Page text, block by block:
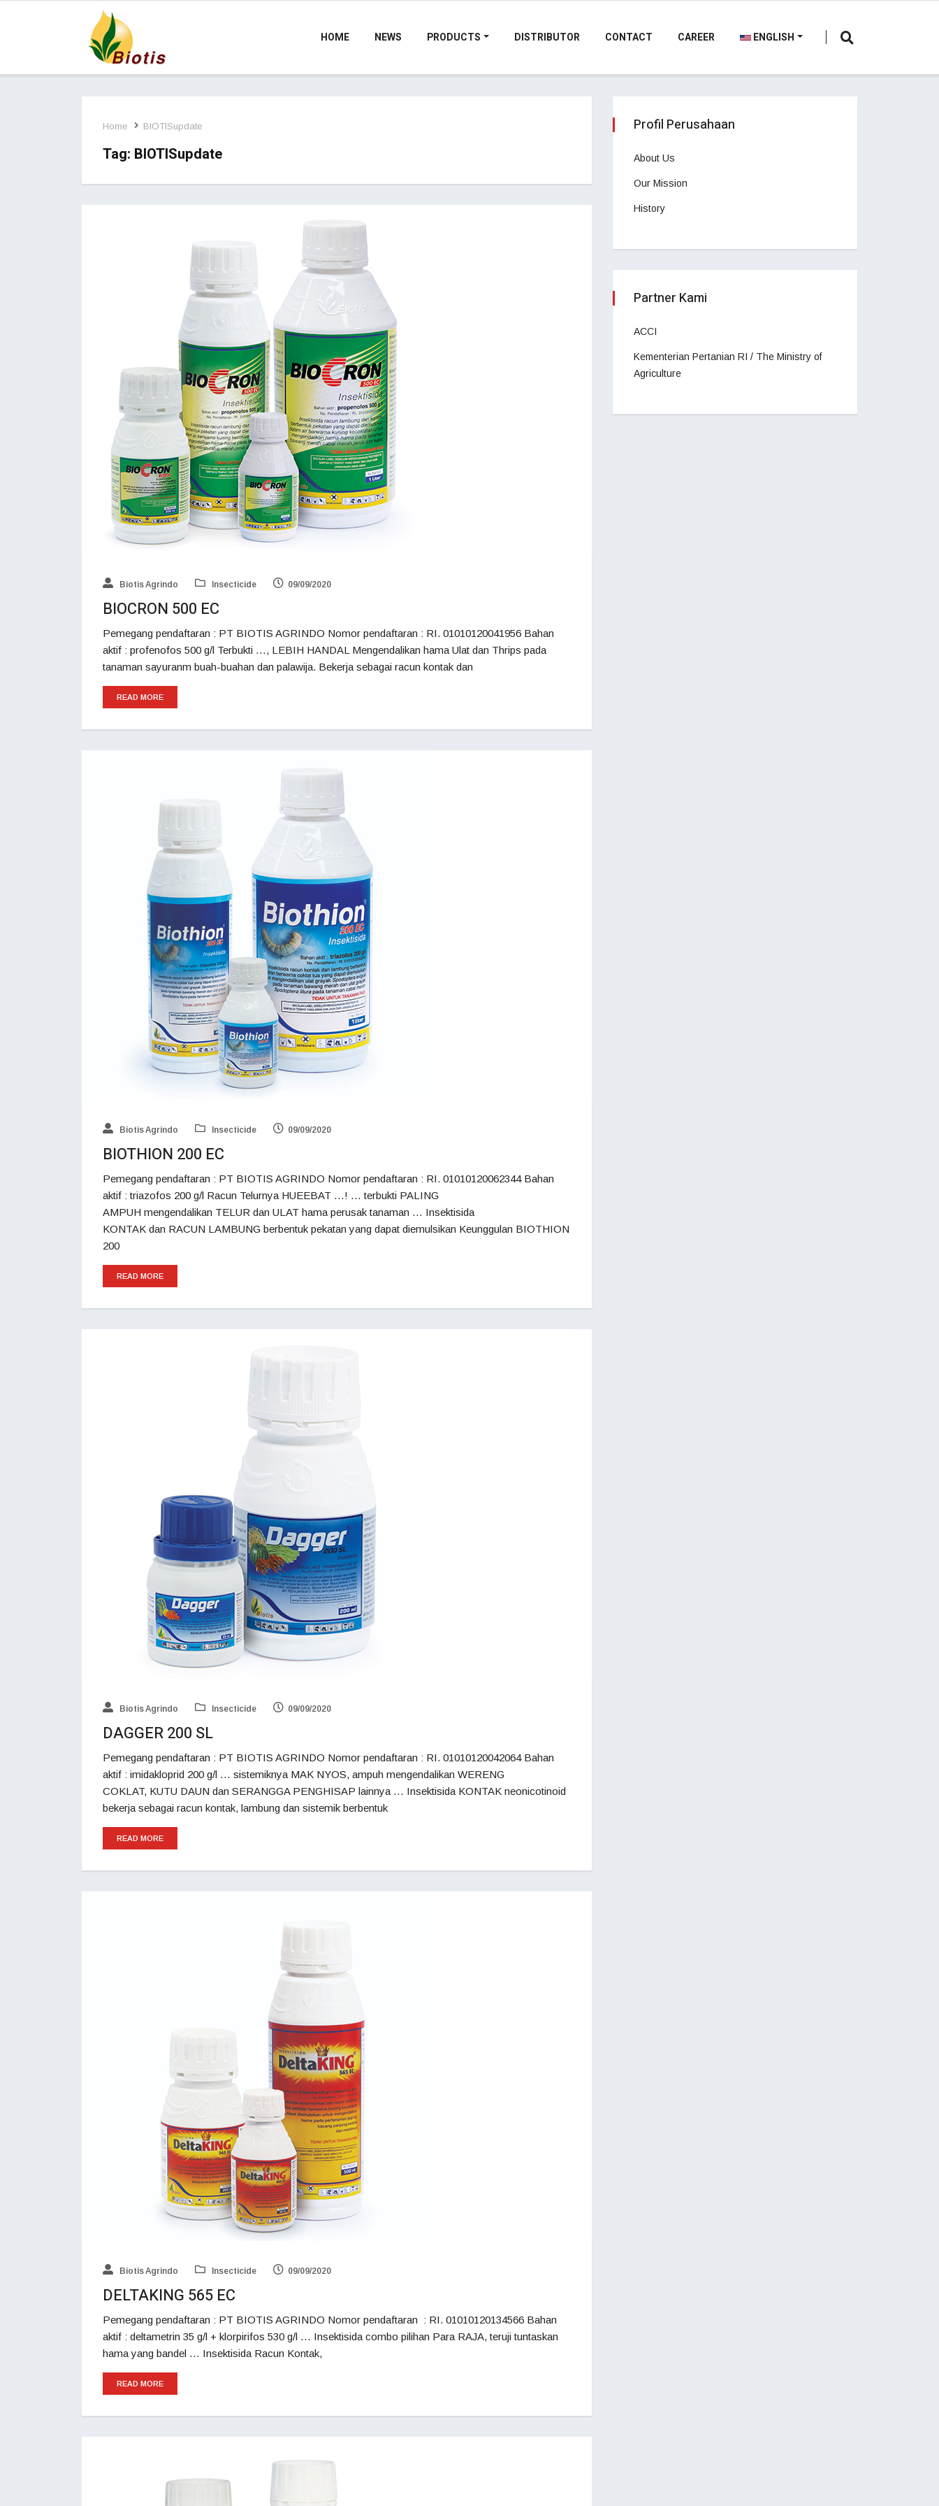
HOME NEWS PRODUCTS DISTRIBUTOR CONTACT CAREER ENGLISH
Home BIOTISupdate
Tag: BIOTISupdate
Biotis Agrindo Insecticide 09/09/2020
BIOCRON 500 EC
Pemegang pendaftaran : PT BIOTIS AGRINDO Nomor pendaftaran : RI. 01010120041956 Bahan
aktif : profenofos 500 g/l Terbukti …, LEBIH HANDAL Mengendalikan hama Ulat dan Thrips pada
tanaman sayuranm buah-buahan dan palawija. Bekerja sebagai racun kontak dan
READ MORE
Biotis Agrindo Insecticide 09/09/2020
BIOTHION 200 EC
Pemegang pendaftaran : PT BIOTIS AGRINDO Nomor pendaftaran : RI. 01010120062344 Bahan
aktif : triazofos 200 g/l Racun Telurnya HUEEBAT …! … terbukti PALING
AMPUH mengendalikan TELUR dan ULAT hama perusak tanaman … Insektisida
KONTAK dan RACUN LAMBUNG berbentuk pekatan yang dapat diemulsikan Keunggulan BIOTHION
200
READ MORE
Biotis Agrindo Insecticide 09/09/2020
DAGGER 200 SL
Pemegang pendaftaran : PT BIOTIS AGRINDO Nomor pendaftaran : RI. 01010120042064 Bahan
aktif : imidakloprid 200 g/l … sistemiknya MAK NYOS, ampuh mengendalikan WERENG
COKLAT, KUTU DAUN dan SERANGGA PENGHISAP lainnya … Insektisida KONTAK neonicotinoid
bekerja sebagai racun kontak, lambung dan sistemik berbentuk
READ MORE
Biotis Agrindo Insecticide 09/09/2020
DELTAKING 565 EC
Pemegang pendaftaran : PT BIOTIS AGRINDO Nomor pendaftaran : RI. 01010120134566 Bahan
aktif : deltametrin 35 g/l + klorpirifos 530 g/l … Insektisida combo pilihan Para RAJA, teruji tuntaskan
hama yang bandel … Insektisida Racun Kontak,
READ MORE
Profil Perusahaan
About Us
Our Mission
History
Partner Kami
ACCI
Kementerian Pertanian RI / The Ministry of
Agriculture